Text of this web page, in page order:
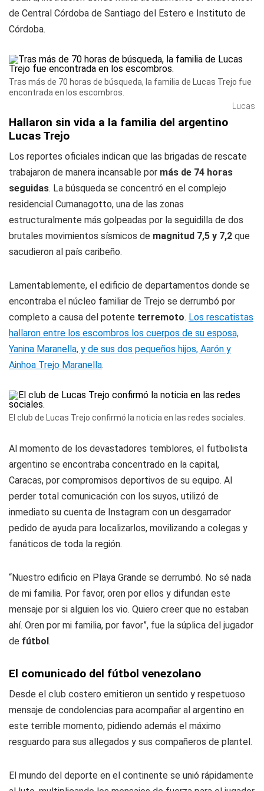
de Central Córdoba de Santiago del Estero e Instituto de
Córdoba.
Tras más de 70 horas de búsqueda, la familia de Lucas Trejo fue
encontrada en los escombros.
Lucas
Hallaron sin vida a la familia del argentino
Lucas Trejo
Los reportes oficiales indican que las brigadas de rescate
trabajaron de manera incansable por más de 74 horas
seguidas. La búsqueda se concentró en el complejo
residencial Cumanagotto, una de las zonas
estructuralmente más golpeadas por la seguidilla de dos
brutales movimientos sísmicos de magnitud 7,5 y 7,2 que
sacudieron al país caribeño.
Lamentablemente, el edificio de departamentos donde se
encontraba el núcleo familiar de Trejo se derrumbó por
completo a causa del potente terremoto. Los rescatistas
hallaron entre los escombros los cuerpos de su esposa,
Yanina Maranella, y de sus dos pequeños hijos, Aarón y
Ainhoa Trejo Maranella.
El club de Lucas Trejo confirmó la noticia en las redes sociales.
Al momento de los devastadores temblores, el futbolista
argentino se encontraba concentrado en la capital,
Caracas, por compromisos deportivos de su equipo. Al
perder total comunicación con los suyos, utilizó de
inmediato su cuenta de Instagram con un desgarrador
pedido de ayuda para localizarlos, movilizando a colegas y
fanáticos de toda la región.
“Nuestro edificio en Playa Grande se derrumbó. No sé nada
de mi familia. Por favor, oren por ellos y difundan este
mensaje por si alguien los vio. Quiero creer que no estaban
ahí. Oren por mi familia, por favor”, fue la súplica del jugador
de fútbol.
El comunicado del fútbol venezolano
Desde el club costero emitieron un sentido y respetuoso
mensaje de condolencias para acompañar al argentino en
este terrible momento, pidiendo además el máximo
resguardo para sus allegados y sus compañeros de plantel.
El mundo del deporte en el continente se unió rápidamente